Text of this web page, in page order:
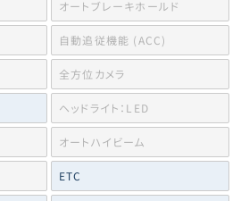
オートブレーキホールド
自動追従機能 (ACC)
全方位カメラ
ヘッドライト：LED
オートハイビーム
ETC